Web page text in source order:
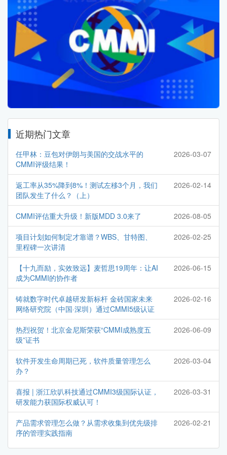
近期热门文章
任甲林：豆包对伊朗与美国的交战水平的
CMMI评级结果！
2026-03-07
返工率从35%降到8%！测试左移3个月，我们
团队发生了什么？（上）
2026-02-14
CMMI评估重大升级！新版MDD 3.0来了 2026-08-05
项目计划如何制定才靠谱？WBS、甘特图、
里程碑一次讲清
2026-02-25
【十九而励，实效致远】麦哲思19周年：让AI
成为CMMI的协作者
2026-06-15
铸就数字时代卓越研发新标杆 金砖国家未来
网络研究院（中国·深圳）通过CMMI5级认证
2026-02-16
热烈祝贺！北京金尼斯荣获“CMMI成熟度五
级”证书
2026-06-09
软件开发生命周期已死，软件质量管理怎么
办？
2026-03-04
喜报 | 浙江欣叭科技通过CMMI3级国际认证，
研发能力获国际权威认可！
2026-03-31
产品需求管理怎么做？从需求收集到优先级排
序的管理实践指南
2026-02-21